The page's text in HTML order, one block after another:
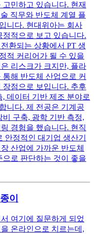
민하고 있습니다. 현재
직무와 반도체 계열 플
니다. 현대위아는 회사
적으로 보고 있습니다.
환되는 상황에서 PT 생
적 커리어가 될 수 있을
리스크가 크지만, 플라
해 반도체 산업으로 커
점으로 보입니다. 추후
데이터 기반 제조 분야로
니다. 제 전공은 기계공
구축, 광학 기반 측정,
경험을 했습니다. 현직
안정적인 대기업 생산기
산업에 가까운 반도체
로 판단하는 것이 좋을
이
여기에 질문하게 되었
온라인으로 치르는데,